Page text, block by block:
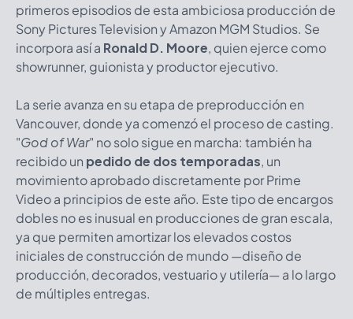
primeros episodios de esta ambiciosa producción de
Sony Pictures Television y Amazon MGM Studios. Se
incorpora así a Ronald D. Moore, quien ejerce como
showrunner, guionista y productor ejecutivo.
La serie avanza en su etapa de preproducción en
Vancouver, donde ya comenzó el proceso de casting.
"God of War" no solo sigue en marcha: también ha
recibido un pedido de dos temporadas, un
movimiento aprobado discretamente por Prime
Video a principios de este año. Este tipo de encargos
dobles no es inusual en producciones de gran escala,
ya que permiten amortizar los elevados costos
iniciales de construcción de mundo —diseño de
producción, decorados, vestuario y utilería— a lo largo
de múltiples entregas.